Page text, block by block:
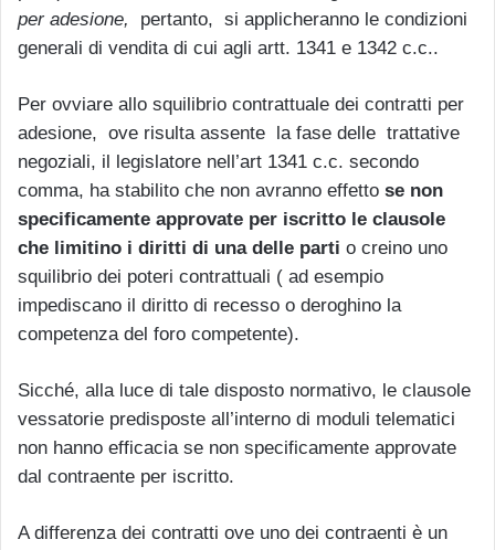
per adesione, pertanto, si applicheranno le condizioni
generali di vendita di cui agli artt. 1341 e 1342 c.c..
Per ovviare allo squilibrio contrattuale dei contratti per
adesione, ove risulta assente la fase delle trattative
negoziali, il legislatore nell’art 1341 c.c. secondo
comma, ha stabilito che non avranno effetto se non
specificamente approvate per iscritto le clausole
che limitino i diritti di una delle parti o creino uno
squilibrio dei poteri contrattuali ( ad esempio
impediscano il diritto di recesso o deroghino la
competenza del foro competente).
Sicché, alla luce di tale disposto normativo, le clausole
vessatorie predisposte all’interno di moduli telematici
non hanno efficacia se non specificamente approvate
dal contraente per iscritto.
A differenza dei contratti ove uno dei contraenti è un